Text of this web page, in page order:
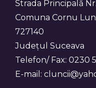
Strada Principală
Comuna Cornu
727140
Județul Suceava
Telefon/ Fax: 0230
E-mail: